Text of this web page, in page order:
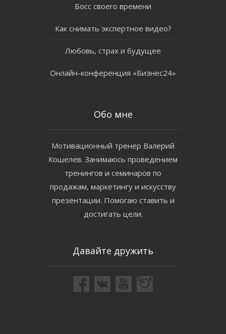
Босс своего времени
Как снимать экспертное видео?
Любовь, страх и будущее
Онлайн-конференция «Бизнес24»
Обо мне
Мотивационный тренер Валерий
Кошелев. Занимаюсь проведением
тренингов и семинаров по
продажам, маркетингу и искусству
презентации. Помогаю ставить и
достигать цели.
Давайте дружить